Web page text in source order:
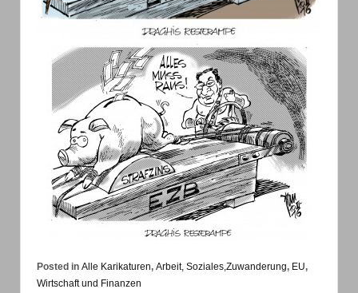
Posted in Alle Karikaturen, Arbeit, Soziales,Zuwanderung, EU,
Wirtschaft und Finanzen